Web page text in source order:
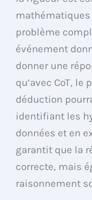
mathématiques
problème
événement
donner une
qu’avec CoT,
déduction
identifiant les
données et en
garantit que la
correcte, mais
raisonnement